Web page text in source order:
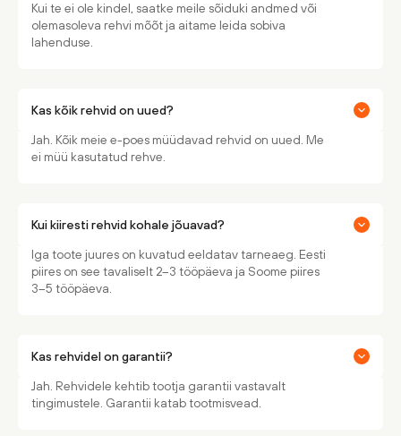
Kui te ei ole kindel, saatke meile sõiduki andmed või
olemasoleva rehvi mõõt ja aitame leida sobiva
lahenduse.
Kas kõik rehvid on uued?
Jah. Kõik meie e-poes müüdavad rehvid on uued. Me
ei müü kasutatud rehve.
Kui kiiresti rehvid kohale jõuavad?
Iga toote juures on kuvatud eeldatav tarneaeg. Eesti
piires on see tavaliselt 2–3 tööpäeva ja Soome piires
3–5 tööpäeva.
Kas rehvidel on garantii?
Jah. Rehvidele kehtib tootja garantii vastavalt
tingimustele. Garantii katab tootmisvead.